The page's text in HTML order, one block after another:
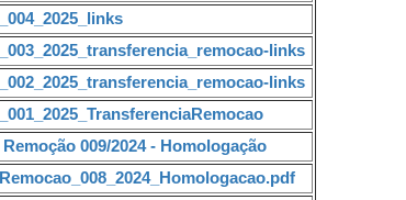
links
links
Remoção 009/2024 - Homologação